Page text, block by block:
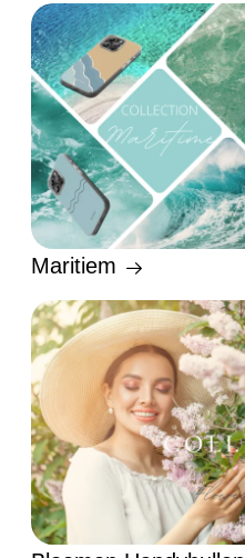
Maritiem